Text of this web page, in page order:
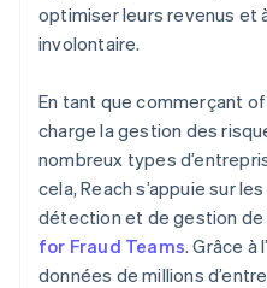
optimiser leurs revenus et
involontaire.
En tant que commerçant
charge la gestion des
nombreux types
cela, Reach s’appuie sur
détection et de gestion de
for Fraud Teams. Grâce à
données de millions